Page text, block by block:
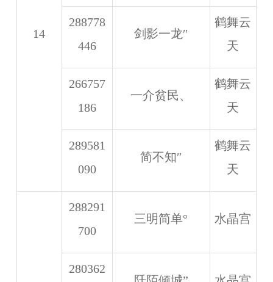
14
288778
446
剑影一龙″
鹤舞云
天
266757
186
一介贫民、
鹤舞云
天
289581
090
简不知″
鹤舞云
天
288291
700
三明简单° 水晶宫
280362